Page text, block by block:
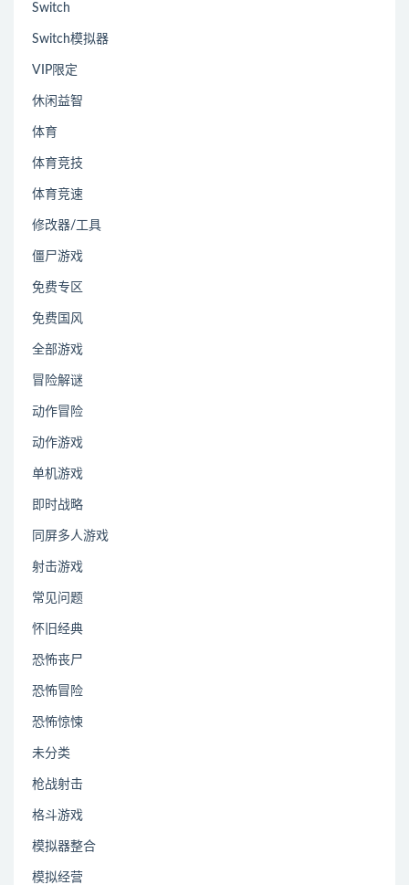
Switch
Switch模拟器
VIP限定
休闲益智
体育
体育竞技
体育竞速
修改器/工具
僵尸游戏
免费专区
免费国风
全部游戏
冒险解谜
动作冒险
动作游戏
单机游戏
即时战略
同屏多人游戏
射击游戏
常见问题
怀旧经典
恐怖丧尸
恐怖冒险
恐怖惊悚
未分类
枪战射击
格斗游戏
模拟器整合
模拟经营